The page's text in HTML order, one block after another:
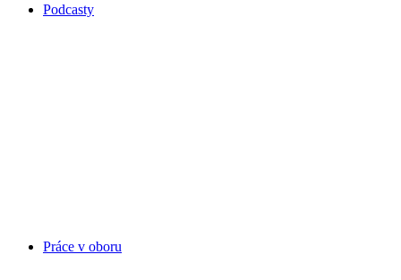
Podcasty
Práce v oboru